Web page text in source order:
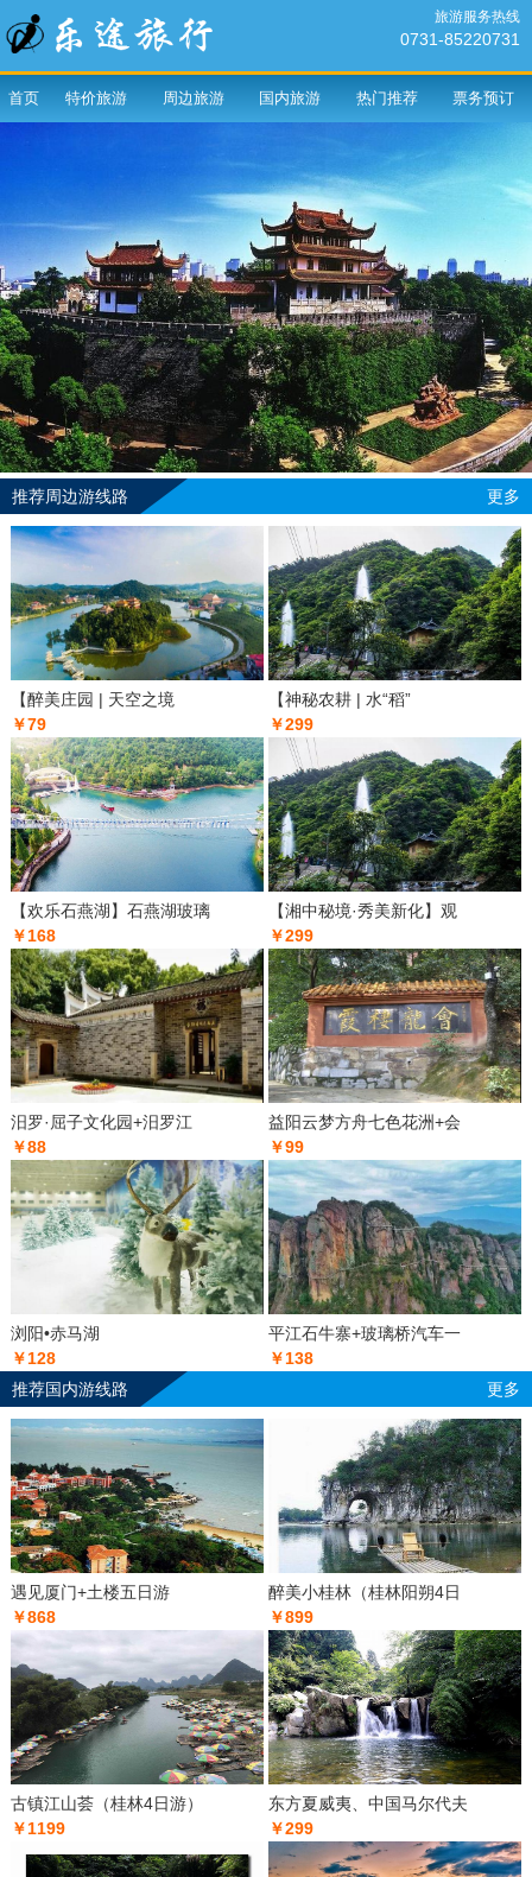
旅游服务热线
0731-85220731
首页 特价旅游 周边旅游 国内旅游 热门推荐 票务预订
推荐周边游线路 更多
【醉美庄园 | 天空之境
￥79
【神秘农耕 | 水“稻”
￥299
【欢乐石燕湖】石燕湖玻璃
￥168
【湘中秘境·秀美新化】观
￥299
汨罗·屈子文化园+汨罗江
￥88
益阳云梦方舟七色花洲+会
￥99
浏阳•赤马湖
￥128
平江石牛寨+玻璃桥汽车一
￥138
推荐国内游线路
更多
遇见厦门+土楼五日游
￥868
醉美小桂林（桂林阳朔4日
￥899
古镇江山荟（桂林4日游）
￥1199
东方夏威夷、中国马尔代夫
￥299